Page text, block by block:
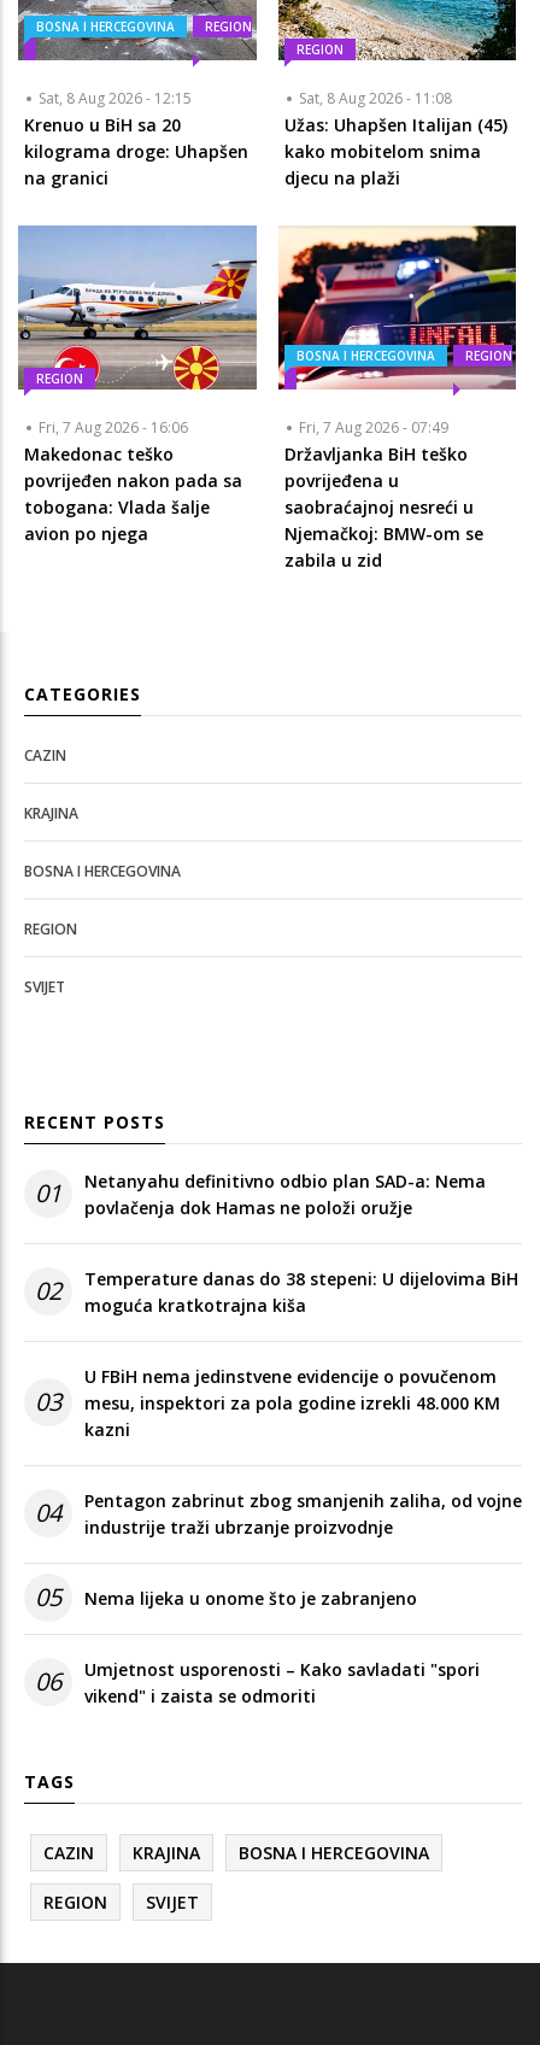
BOSNA I HERCEGOVINA REGION
Sat, 8 Aug 2026 - 12:15
Krenuo u BiH sa 20
kilograma droge: Uhapšen
na granici
REGION
Sat, 8 Aug 2026 - 11:08
Užas: Uhapšen Italijan (45)
kako mobitelom snima
djecu na plaži
REGION
Fri, 7 Aug 2026 - 16:06
Makedonac teško
povrijeđen nakon pada sa
tobogana: Vlada šalje
avion po njega
BOSNA I HERCEGOVINA REGION
Fri, 7 Aug 2026 - 07:49
Državljanka BiH teško
povrijeđena u
saobraćajnoj nesreći u
Njemačkoj: BMW-om se
zabila u zid
CATEGORIES
CAZIN
KRAJINA
BOSNA I HERCEGOVINA
REGION
SVIJET
RECENT POSTS
01
Netanyahu definitivno odbio plan SAD-a: Nema
povlačenja dok Hamas ne položi oružje
02
Temperature danas do 38 stepeni: U dijelovima BiH
moguća kratkotrajna kiša
03
U FBiH nema jedinstvene evidencije o povučenom
mesu, inspektori za pola godine izrekli 48.000 KM
kazni
04
Pentagon zabrinut zbog smanjenih zaliha, od vojne
industrije traži ubrzanje proizvodnje
05 Nema lijeka u onome što je zabranjeno
06
Umjetnost usporenosti – Kako savladati "spori
vikend" i zaista se odmoriti
TAGS
CAZIN KRAJINA BOSNA I HERCEGOVINA
REGION SVIJET